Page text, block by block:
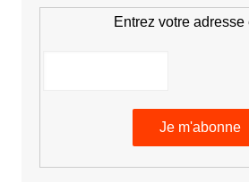
Entrez votre adresse